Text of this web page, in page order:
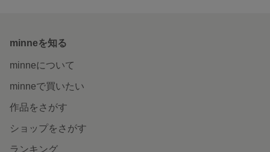
minneを知る
minneについて
minneで買いたい
作品をさがす
ショップをさがす
ランキング